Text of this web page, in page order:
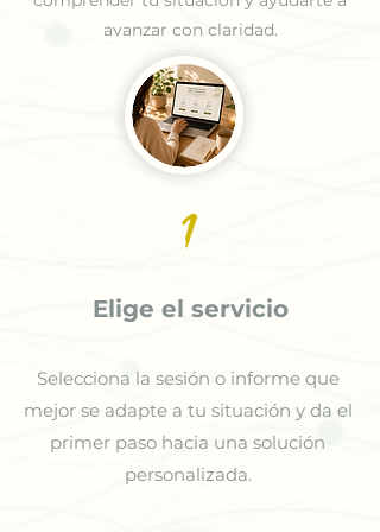
avanzar con claridad.
1
Elige el servicio
Selecciona la sesión o informe que
mejor se adapte a tu situación y da el
primer paso hacia una solución
personalizada.